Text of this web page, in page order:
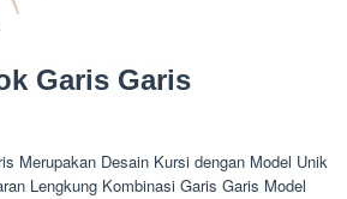
Garis Garis
Merupakan Desain Kursi dengan Model Unik
Lengkung Kombinasi Garis Garis Model